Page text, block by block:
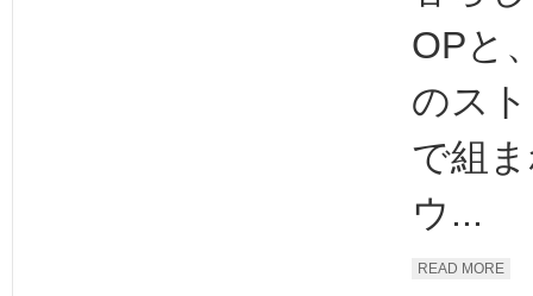
OPと
のス
で組
ウ...
READ MORE